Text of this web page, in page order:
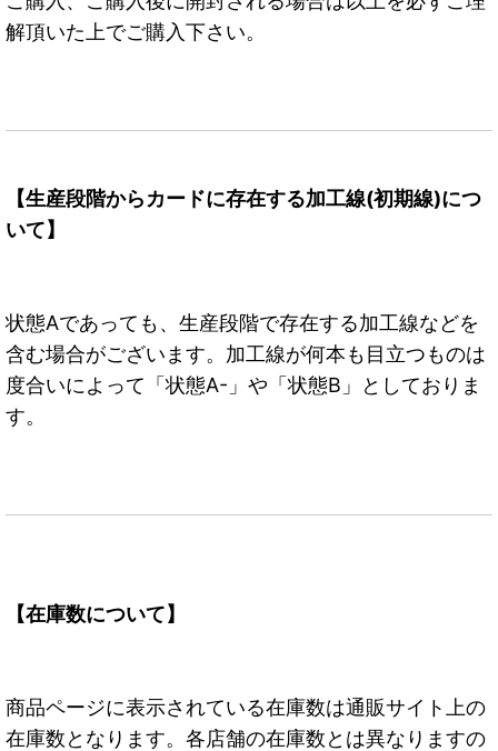
解頂いた上でご購入下さい。
【生産段階からカードに存在する加工線(初期線)につ
いて】
状態Aであっても、生産段階で存在する加工線などを
含む場合がございます。加工線が何本も目立つものは
度合いによって「状態A-」や「状態B」としておりま
す。
【在庫数について】
商品ページに表示されている在庫数は通販サイト上の
在庫数となります。各店舗の在庫数とは異なりますの